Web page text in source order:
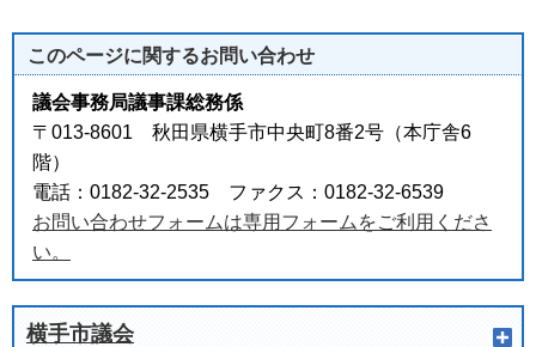
このページに関するお問い合わせ
議会事務局議事課総務係
〒013-8601 秋田県横手市中央町8番2号（本庁舎6
階）
電話：0182-32-2535 ファクス：0182-32-6539
お問い合わせフォームは専用フォームをご利用くださ
い。
横手市議会